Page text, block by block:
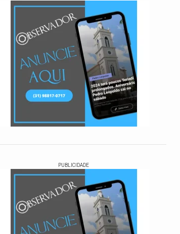
PUBLICIDADE